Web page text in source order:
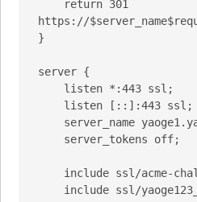
https://
}
server {